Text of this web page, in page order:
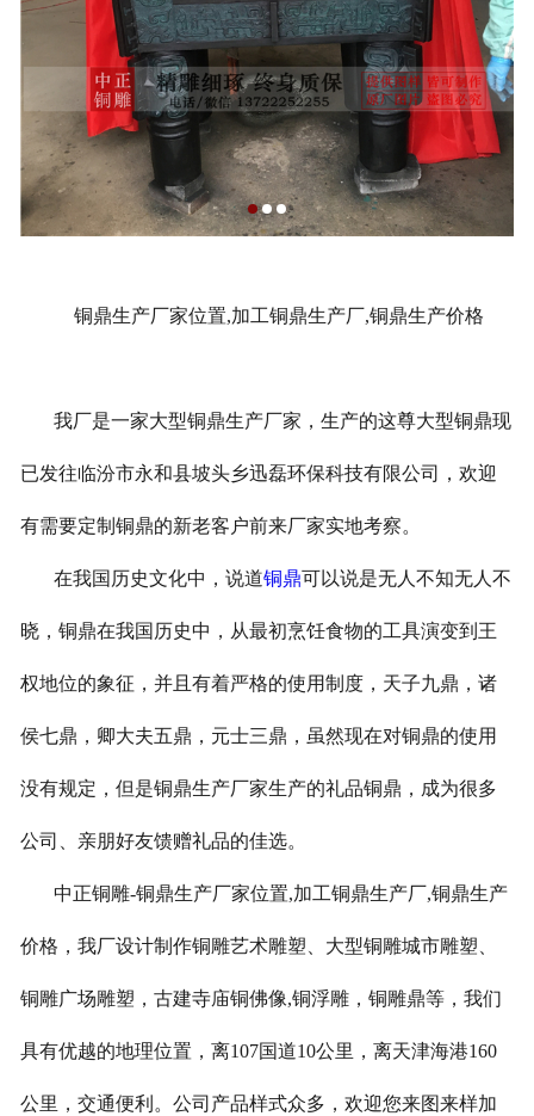
联系我们
铜鼎生产厂家位置,加工铜鼎生产厂,铜鼎生产价格
我厂是一家大型铜鼎生产厂家，生产的这尊大型铜鼎现
已发往临汾市永和县坡头乡迅磊环保科技有限公司，欢迎
有需要定制铜鼎的新老客户前来厂家实地考察。
在我国历史文化中，说道铜鼎可以说是无人不知无人不
晓，铜鼎在我国历史中，从最初烹饪食物的工具演变到王
权地位的象征，并且有着严格的使用制度，天子九鼎，诸
侯七鼎，卿大夫五鼎，元士三鼎，虽然现在对铜鼎的使用
没有规定，但是铜鼎生产厂家生产的礼品铜鼎，成为很多
公司、亲朋好友馈赠礼品的佳选。
中正铜雕-铜鼎生产厂家位置,加工铜鼎生产厂,铜鼎生产
价格 ，我厂设计制作铜雕艺术雕塑、大型铜雕城市雕塑、
铜雕广场雕塑，古建寺庙铜佛像,铜浮雕，铜雕鼎等，我们
具有优越的地理位置，离107国道10公里，离天津海港160
公里，交通便利。公司产品样式众多，欢迎您来图来样加